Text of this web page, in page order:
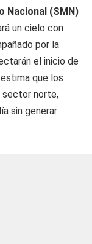
Nacional (SMN)
un cielo con
por la
el inicio de
que los
sector norte,
sin generar